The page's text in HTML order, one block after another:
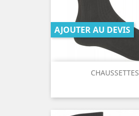
CHAUSSETTES
AJOUTER AU DEVIS